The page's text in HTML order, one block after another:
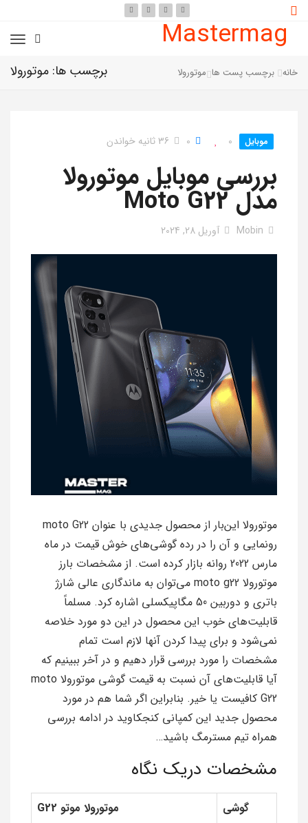
Mastermag
برچسب ها: موتورولا خانه برچسب پست ها موتورولا
موبایل 0
0 36 ثانیه خواندن
بررسی موبایل موتورولا
مدل Moto G22
Mobin آوریل 28, 2024
موتورولا این‌بار از محصول جدیدی با عنوان moto G22
رونمایی و آن را در رده گوشی‌های خوش قیمت در ماه
مارس 2022 روانه بازار کرده است. از مشخصات بارز
موتورولا moto g22 می‌توان به ماندگاری عالی شارژ
باتری و دوربین 50 مگاپیکسلی اشاره کرد. مسلماً
قابلیت‌های خوب این محصول در این دو مورد خلاصه
نمی‌شود و برای پیدا کردن آنها لازم است تمام
مشخصات را مورد بررسی قرار دهیم و در آخر ببینیم که
آیا قابلیت‌های آن نسبت به قیمت گوشی موتورولا moto
G22 کافیست یا خیر. بنابراین اگر شما هم در مورد
محصول جدید این کمپانی کنجکاوید در ادامه بررسی
همراه تیم مسترمگ باشید…
مشخصات دریک نگاه
گوشی
موتورولا موتو G22